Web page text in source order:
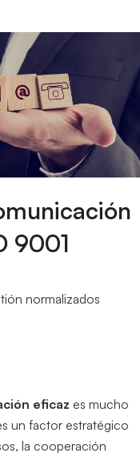
9001
normalizados
eficaz es mucho
un factor estratégico
la cooperación